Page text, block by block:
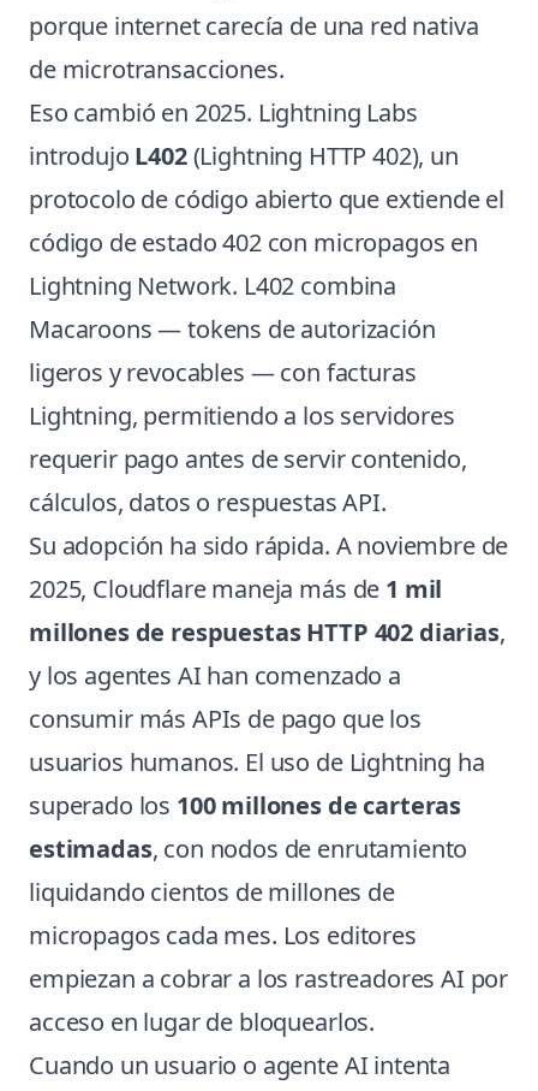
porque internet carecía de una red nativa
de microtransacciones.
Eso cambió en 2025. Lightning Labs
introdujo L402(Lightning HTTP 402), un
protocolo de código abierto que extiende el
código de estado 402 con micropagos en
Lightning Network. L402 combina
Macaroons — tokens de autorización
ligeros y revocables — con facturas
Lightning, permitiendo a los servidores
requerir pago antes de servir contenido,
cálculos, datos o respuestas API.
Su adopción ha sido rápida. A noviembre de
2025, Cloudflare maneja más de 1 mil
millones de respuestas HTTP 402 diarias,
y los agentes AI han comenzado a
consumir más APIs de pago que los
usuarios humanos. El uso de Lightning ha
superado los 100 millones de carteras
estimadas, con nodos de enrutamiento
liquidando cientos de millones de
micropagos cada mes. Los editores
empiezan a cobrar a los rastreadores AI por
acceso en lugar de bloquearlos.
Cuando un usuario o agente AI intenta